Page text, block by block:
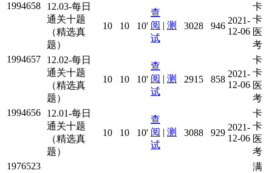
1994658
12.03-每日
通关十题
（精选真
题）
10 10 10'
查
阅 | 测
试
3028 946
2021-
12-06
卡
卡
医
考
1994657
12.02-每日
通关十题
（精选真
题）
10 10 10'
查
阅 | 测
试
2915 858
2021-
12-06
卡
卡
医
考
1994656
12.01-每日
通关十题
（精选真
题）
10 10 10'
查
阅 | 测
试
3088 929
2021-
12-06
卡
卡
医
考
1976523
满